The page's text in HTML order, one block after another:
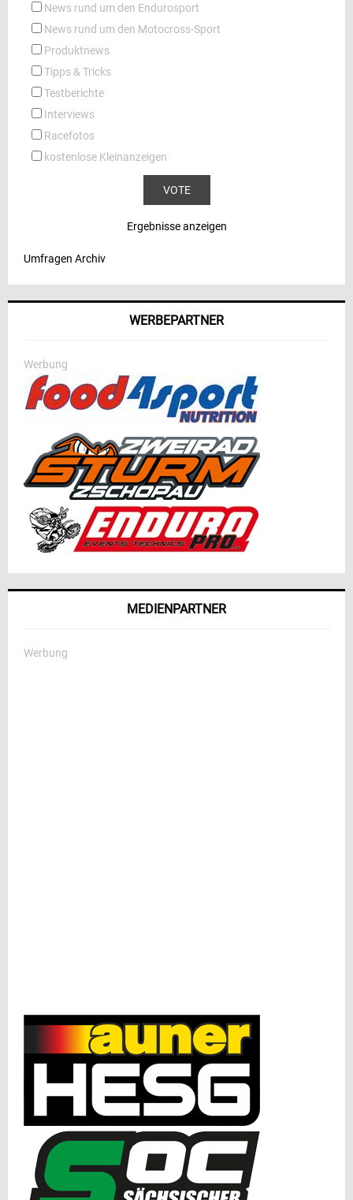
News rund um den Endurosport
News rund um den Motocross-Sport
Produktnews
Tipps & Tricks
Testberichte
Interviews
Racefotos
kostenlose Kleinanzeigen
Ergebnisse anzeigen
Umfragen Archiv
WERBEPARTNER
Werbung
MEDIENPARTNER
Werbung